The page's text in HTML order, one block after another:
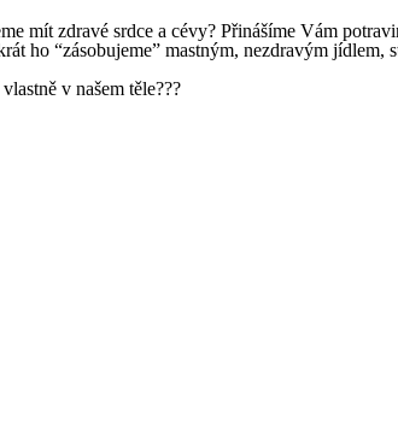
mít zdravé srdce a cévy? Přinášíme Vám
ho “zásobujeme” mastným, nezdravým
v našem těle???